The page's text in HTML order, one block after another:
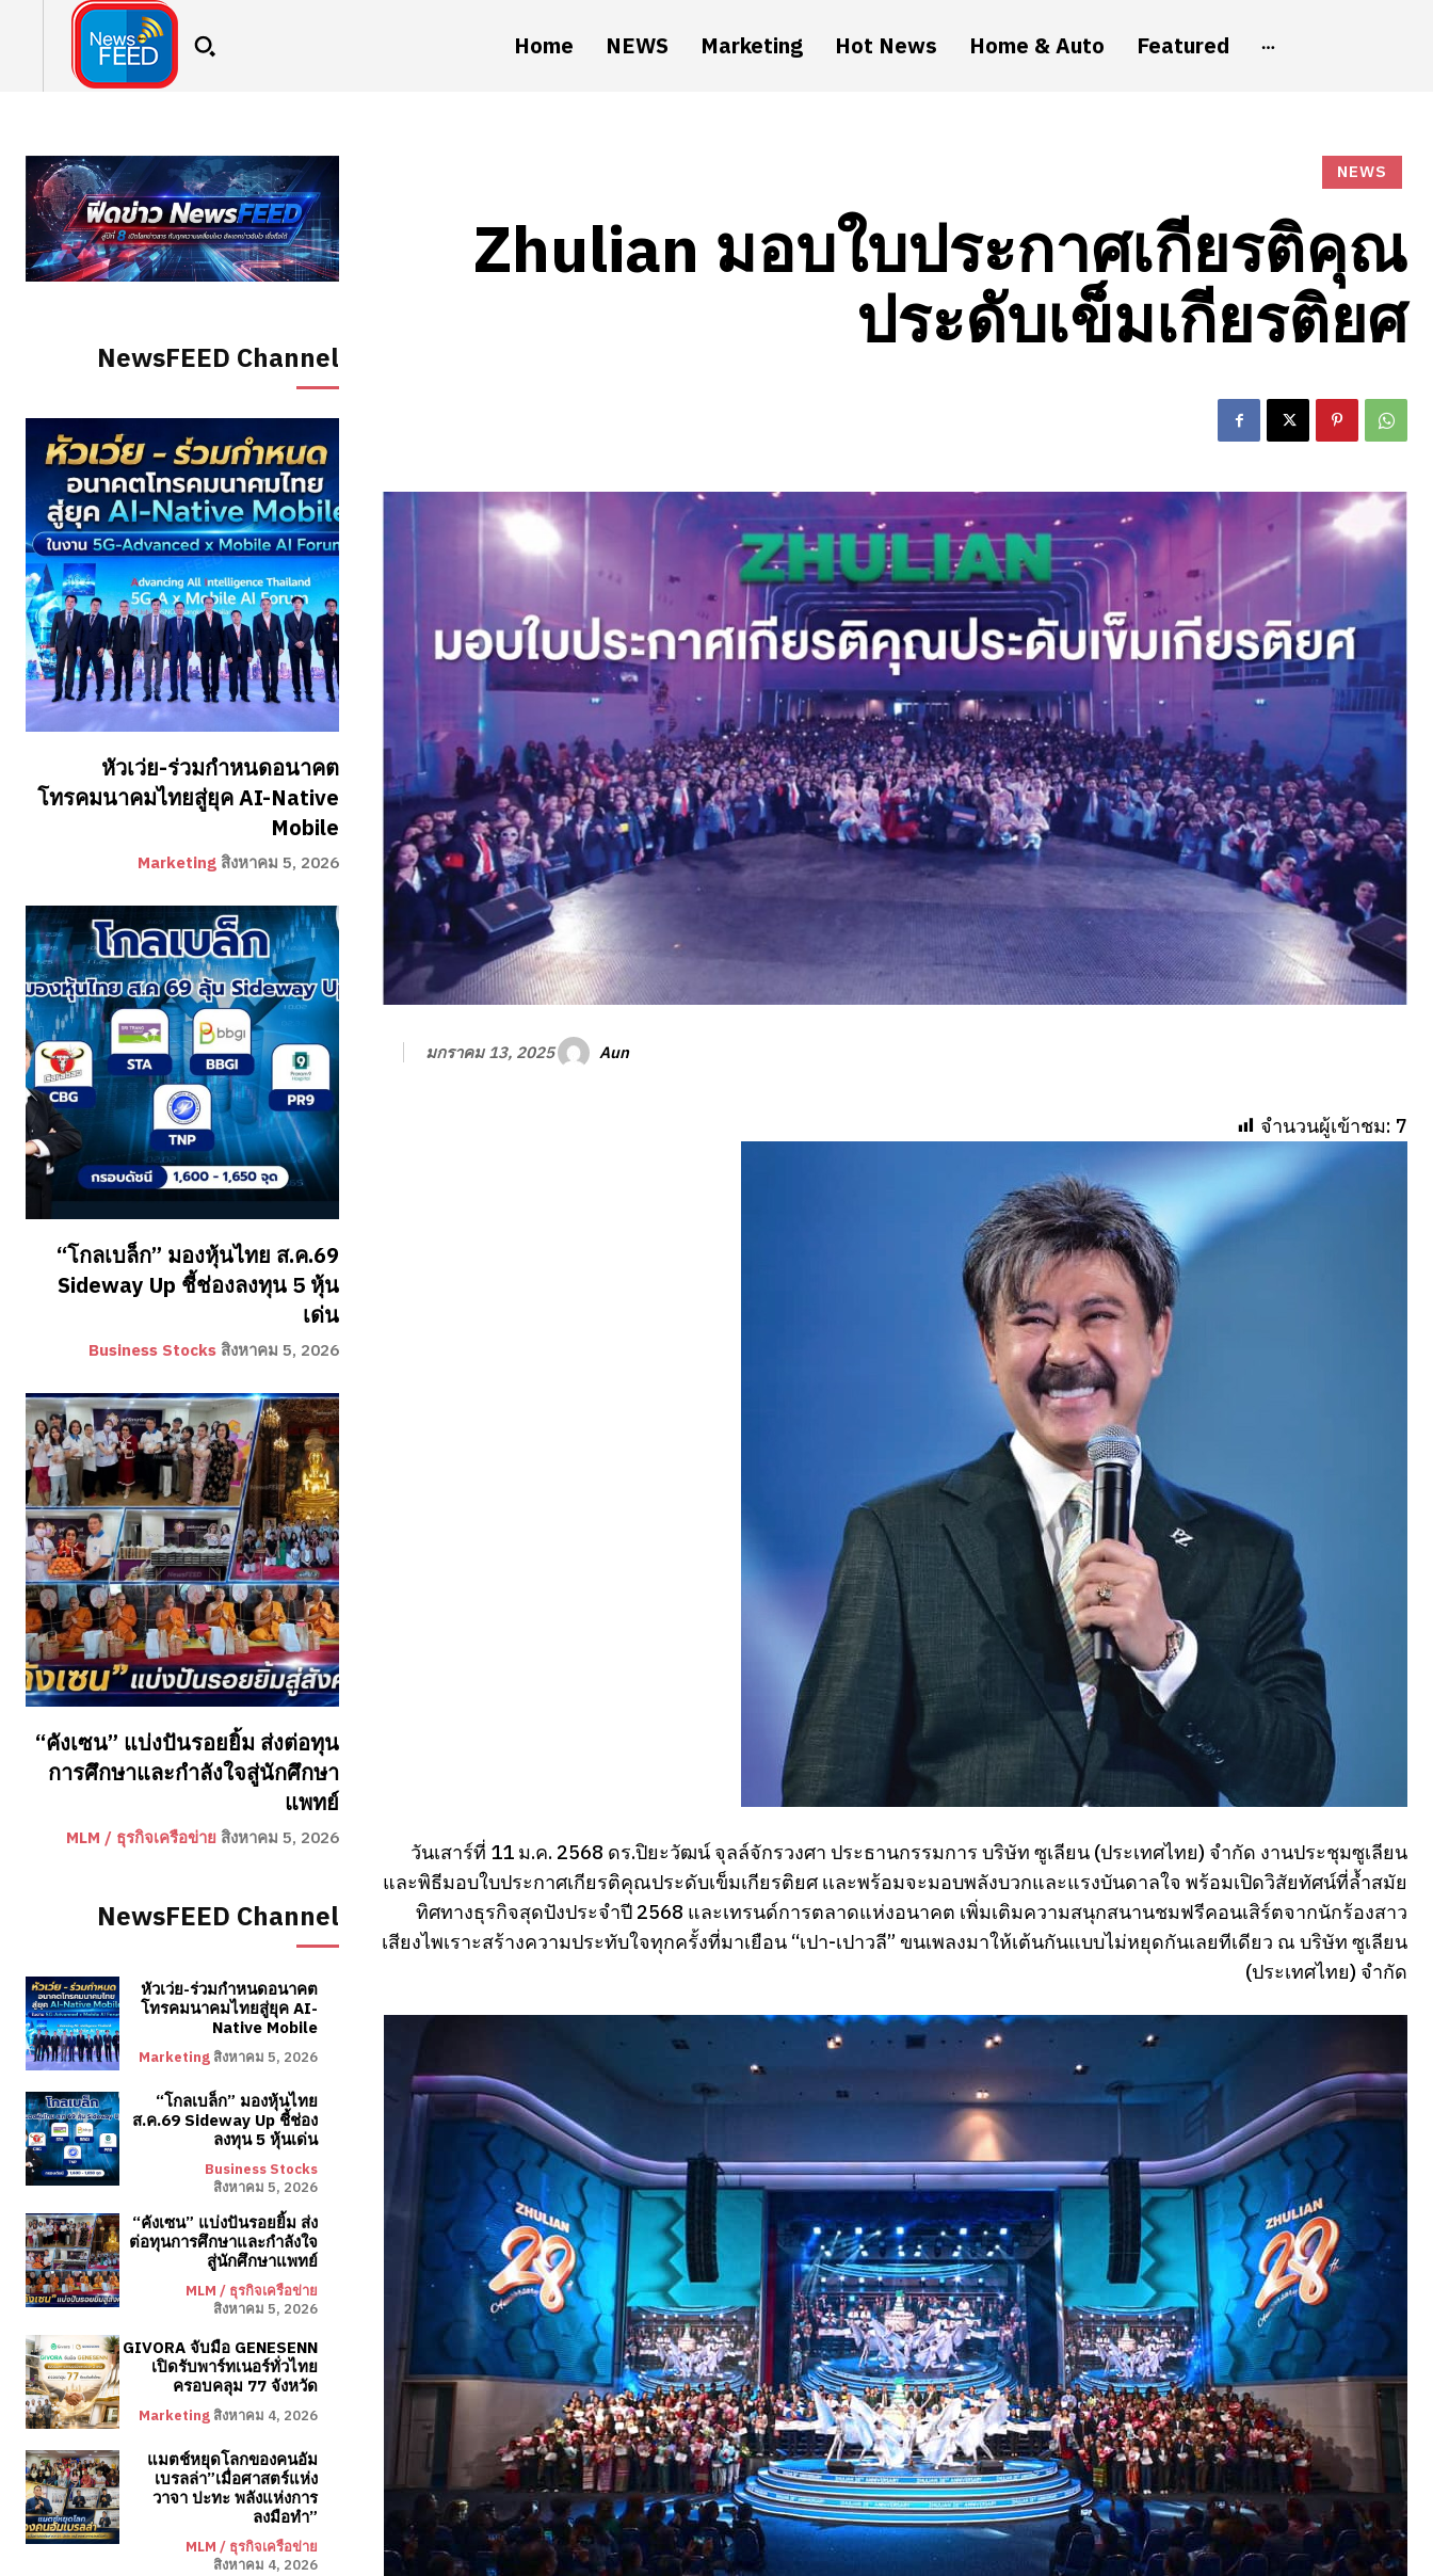
Home NEWS Marketing Hot News Home & Auto Featured
NewsFEED Channel
หัวเว่ย-ร่วมกำหนดอนาคต
โทรคมนาคมไทยสู่ยุค AI-Native
Mobile
Marketing สิงหาคม 5, 2026
“โกลเบล็ก” มองหุ้นไทย ส.ค.69
Sideway Up ชี้ช่องลงทุน 5 หุ้น
เด่น
Business Stocks สิงหาคม 5, 2026
“คังเซน” แบ่งปันรอยยิ้ม ส่งต่อทุน
การศึกษาและกำลังใจสู่นักศึกษา
แพทย์
MLM / ธุรกิจเครือข่าย สิงหาคม 5, 2026
NewsFEED Channel
หัวเว่ย-ร่วมกำหนดอนาคต
โทรคมนาคมไทยสู่ยุค AI-
Native Mobile
Marketing สิงหาคม 5, 2026
“โกลเบล็ก” มองหุ้นไทย
ส.ค.69 Sideway Up ชี้ช่อง
ลงทุน 5 หุ้นเด่น
Business Stocks
สิงหาคม 5, 2026
“คังเซน” แบ่งปันรอยยิ้ม ส่ง
ต่อทุนการศึกษาและกำลังใจ
สู่นักศึกษาแพทย์
MLM / ธุรกิจเครือข่าย
สิงหาคม 5, 2026
GIVORA จับมือ GENESENN
เปิดรับพาร์ทเนอร์ทั่วไทย
ครอบคลุม 77 จังหวัด
Marketing สิงหาคม 4, 2026
แมตช์หยุดโลกของคนอัม
เบรลล่า”เมื่อศาสตร์แห่ง
วาจา ปะทะ พลังแห่งการ
ลงมือทำ”
MLM / ธุรกิจเครือข่าย
สิงหาคม 4, 2026
NEWS
Zhulian มอบใบประกาศเกียรติคุณ
ประดับเข็มเกียรติยศ
มกราคม 13, 2025 Aun
จำนวนผู้เข้าชม: 7
วันเสาร์ที่ 11 ม.ค. 2568 ดร.ปิยะวัฒน์ จุลล์จักรวงศา ประธานกรรมการ บริษัท ซูเลียน (ประเทศไทย) จำกัด งานประชุมซูเลียน
และพิธีมอบใบประกาศเกียรติคุณประดับเข็มเกียรติยศ เเละพร้อมจะมอบพลังบวกและแรงบันดาลใจ พร้อมเปิดวิสัยทัศน์ที่ล้ำสมัย
ทิศทางธุรกิจสุดปังประจำปี 2568 และเทรนด์การตลาดแห่งอนาคต เพิ่มเติมความสนุกสนานชมฟรีคอนเสิร์ตจากนักร้องสาว
เสียงไพเราะสร้างความประทับใจทุกครั้งที่มาเยือน “เปา-เปาวลี” ขนเพลงมาให้เต้นกันแบบไม่หยุดกันเลยทีเดียว ณ บริษัท ซูเลียน
(ประเทศไทย) จำกัด